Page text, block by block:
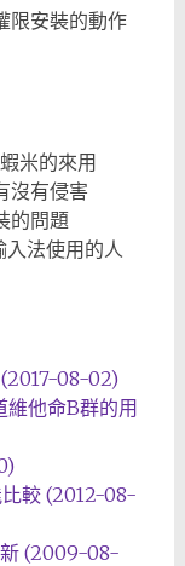
限安裝的動作
米的來用
沒有侵害
的問題
法使用的人
08-02)
他命B群的用
較 (2012-08-
(2009-08-